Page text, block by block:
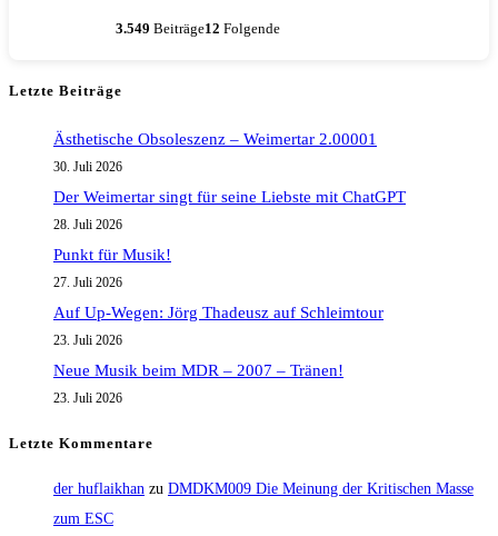
3.549 Beiträge12 Folgende
Letzte Beiträge
Ästhetische Obsoleszenz – Weimertar 2.00001
30. Juli 2026
Der Weimertar singt für seine Liebste mit ChatGPT
28. Juli 2026
Punkt für Musik!
27. Juli 2026
Auf Up-Wegen: Jörg Thadeusz auf Schleimtour
23. Juli 2026
Neue Musik beim MDR – 2007 – Tränen!
23. Juli 2026
Letzte Kommentare
der huflaikhan zu DMDKM009 Die Meinung der Kritischen Masse
zum ESC